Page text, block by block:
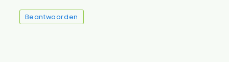
Beantwoorden